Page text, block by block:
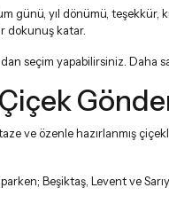
günü, yıl dönümü,
dokunuş katar.
seçim yapabilirsiniz. Daha
ve özenle hazırlanmış
Beşiktaş, Levent ve